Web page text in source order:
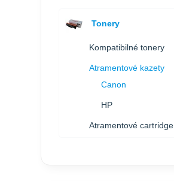
Tonery
Kompatibilné tonery
Atramentové kazety
Canon
HP
Atramentové cartridge